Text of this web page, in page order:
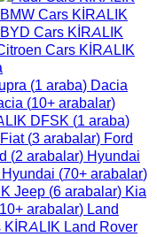
(1 araba) Dacia
(10+ arabalar)
DFSK (1 araba)
Fiat (3 arabalar) Ford
(2 arabalar) Hyundai
Hyundai (70+ arabalar)
Jeep (6 arabalar) Kia
10+ arabalar) Land
Land Rover